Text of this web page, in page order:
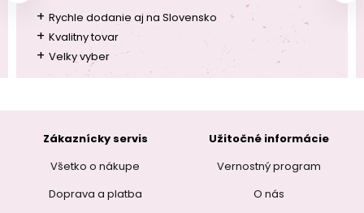
+ Rychle dodanie aj na Slovensko
+ Kvalitny tovar
+ Velky vyber
Zákaznícky servis
Všetko o nákupe
Doprava a platba
Užitočné informácie
Vernostný program
O nás